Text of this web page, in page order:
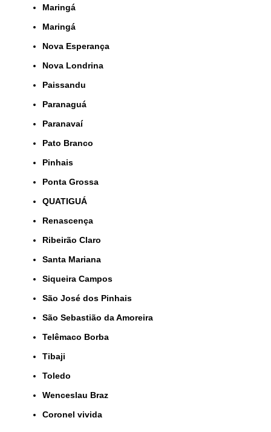
Maringá
Maringá
Nova Esperança
Nova Londrina
Paissandu
Paranaguá
Paranavaí
Pato Branco
Pinhais
Ponta Grossa
QUATIGUÁ
Renascença
Ribeirão Claro
Santa Mariana
Siqueira Campos
São José dos Pinhais
São Sebastião da Amoreira
Telêmaco Borba
Tibaji
Toledo
Wenceslau Braz
coronel vivida